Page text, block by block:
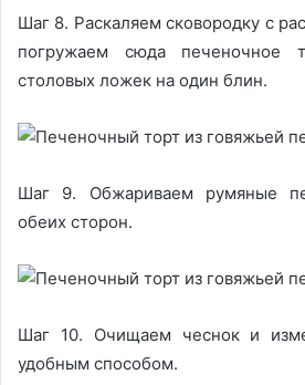
Шаг 8. Раскаляем сковородку с
погружаем сюда печеночное
столовых ложек на один блин.
Шаг 9. Обжариваем румяные
обеих сторон.
Шаг 10. Очищаем чеснок и
удобным способом.